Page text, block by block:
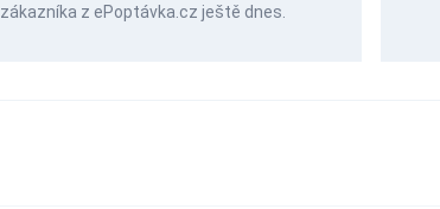
zákazníka z ePoptávka.cz ještě dnes.